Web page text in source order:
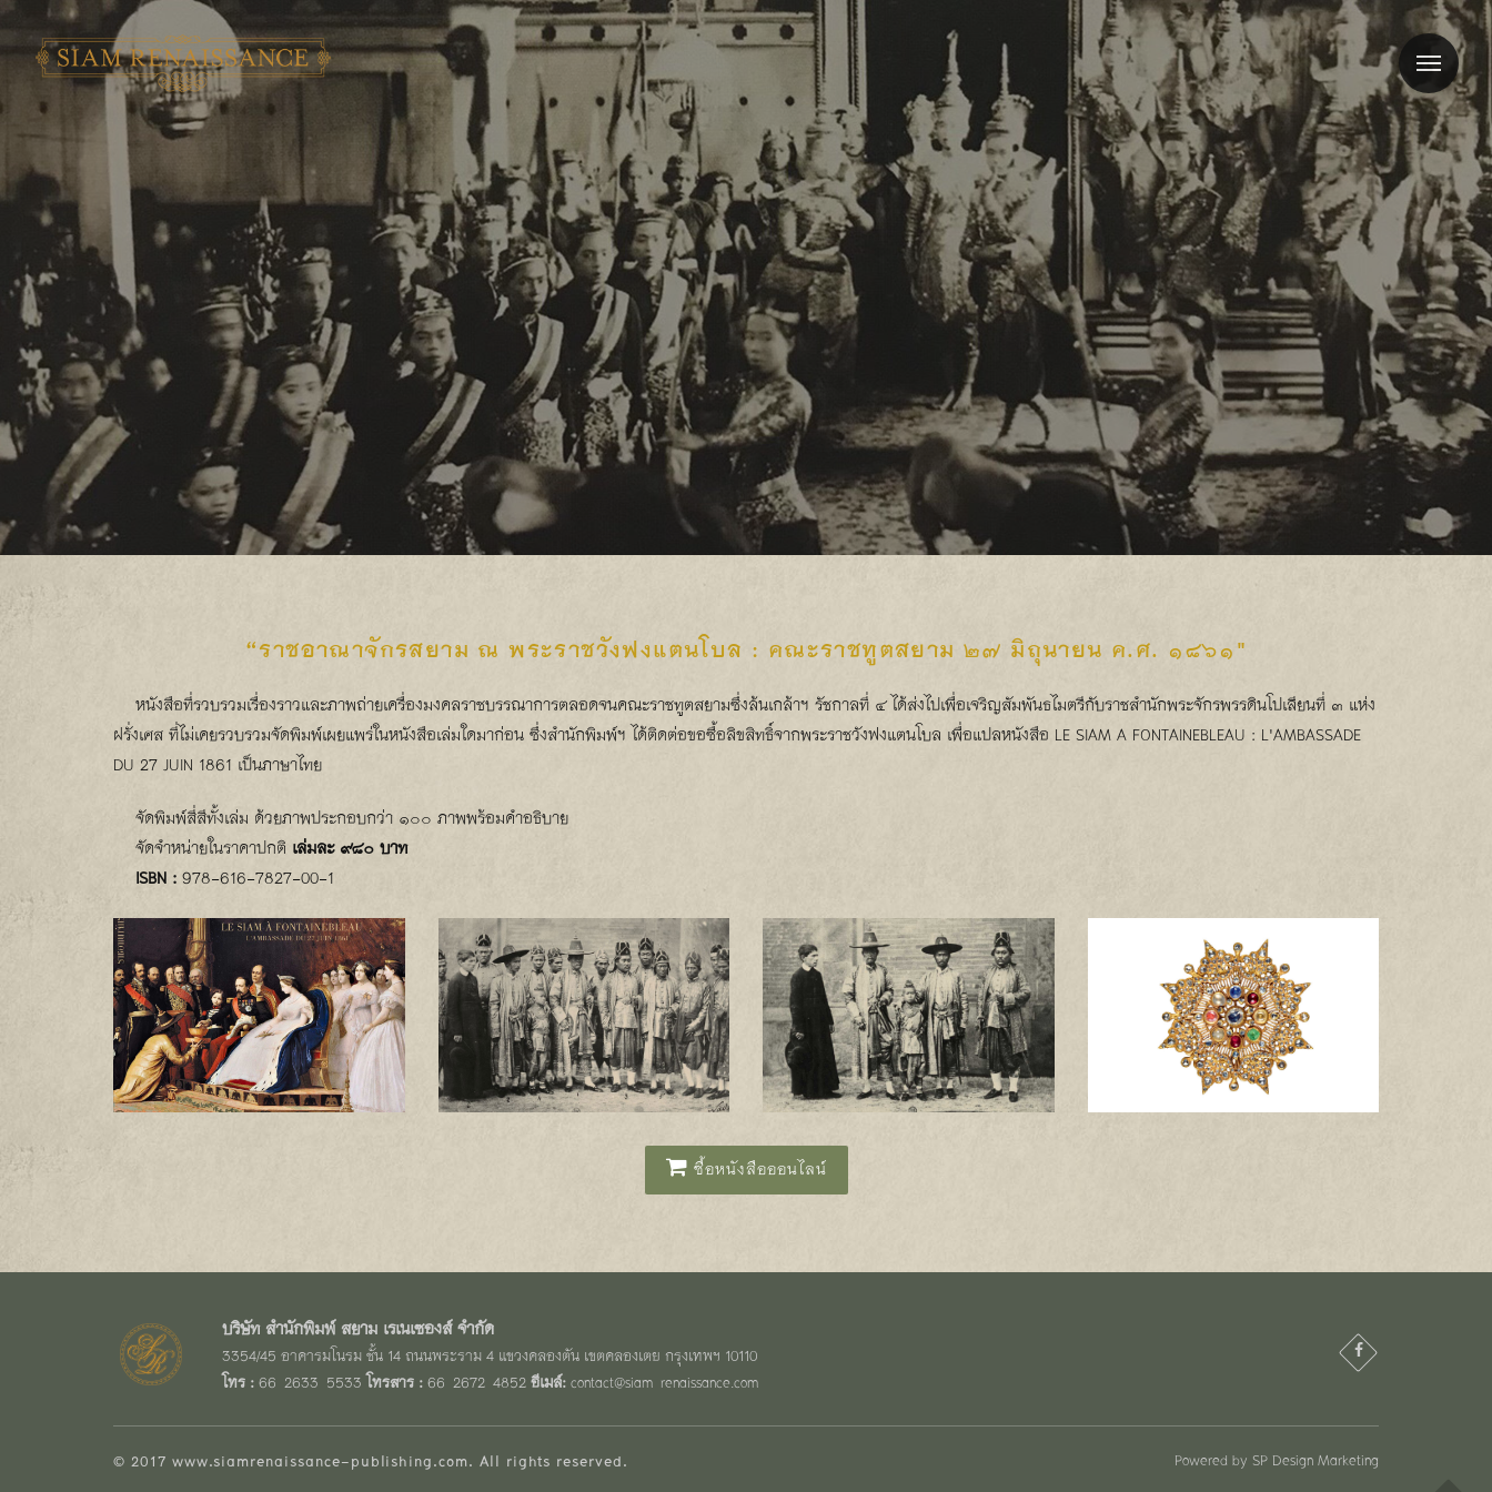
“ราชอาณาจักรสยาม ณ พระราชวังฟงแตนโบล : คณะราชทูตสยาม ๒๗ มิถุนายน ค.ศ. ๑๘๖๑"
หนังสือที่รวบรวมเรื่องราวและภาพถ่ายเครื่องมงคลราชบรรณาการตลอดจนคณะราชทูตสยามซึ่งล้นเกล้าฯ รัชกาลที่ ๔ ได้ส่งไปเพื่อเจริญสัมพันธไมตรีกับราชสำนักพระจักรพรรดินโปเลียนที่ ๓ แห่ง
ฝรั่งเศส ที่ไม่เคยรวบรวมจัดพิมพ์เผยแพร่ในหนังสือเล่มใดมาก่อน ซึ่งสำนักพิมพ์ฯ ได้ติดต่อขอซื้อลิขสิทธิ์จากพระราชวังฟงแตนโบล เพื่อแปลหนังสือ LE SIAM A FONTAINEBLEAU : L'AMBASSADE
DU 27 JUIN 1861 เป็นภาษาไทย
จัดพิมพ์สี่สีทั้งเล่ม ด้วยภาพประกอบกว่า ๑๐๐ ภาพพร้อมคำอธิบาย
จัดจำหน่ายในราคาปกติ เล่มละ ๙๘๐ บาท
ISBN :978-616-7827-00-1
ซื้อหนังสือออนไลน์
บริษัท สำนักพิมพ์ สยาม เรเนเซองส์ จำกัด
3354/45 อาคารมโนรม ชั้น 14 ถนนพระราม 4 แขวงคลองตัน เขตคลองเตย กรุงเทพฯ 10110
โทร :66-2633-5533โทรสาร :66-2672-4852อีเมล์:contact@siam-renaissance.com
© 2017 www.siamrenaissance-publishing.com. All rights reserved. Powered by SP Design Marketing